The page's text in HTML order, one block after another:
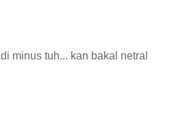
minus tuh... kan bakal netral